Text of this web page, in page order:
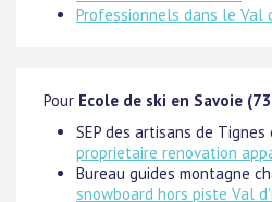
Professionnels dans le Val
Pour Ecole de ski en Savoie
SEP des artisans de
proprietaire renovation
Bureau guides montagne
snowboard hors piste Val